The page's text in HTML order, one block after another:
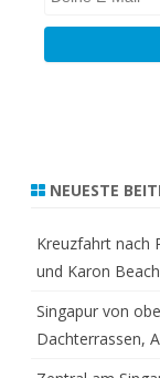
NEUESTE
Kreuzfahrt nach
und Karon Beach
Singapur von
Dachterrassen,